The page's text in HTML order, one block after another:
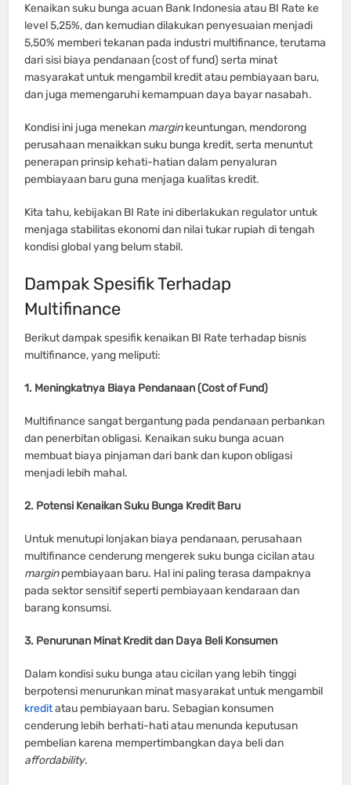
Kenaikan suku bunga acuan Bank Indonesia atau BI Rate ke
level 5,25%, dan kemudian dilakukan penyesuaian menjadi
5,50% memberi tekanan pada industri multifinance, terutama
dari sisi biaya pendanaan (cost of fund) serta minat
masyarakat untuk mengambil kredit atau pembiayaan baru,
dan juga memengaruhi kemampuan daya bayar nasabah.
Kondisi ini juga menekan marginkeuntungan, mendorong
perusahaan menaikkan suku bunga kredit, serta menuntut
penerapan prinsip kehati-hatian dalam penyaluran
pembiayaan baru guna menjaga kualitas kredit.
Kita tahu, kebijakan BI Rate ini diberlakukan regulator untuk
menjaga stabilitas ekonomi dan nilai tukar rupiah di tengah
kondisi global yang belum stabil.
Dampak Spesifik Terhadap
Multifinance
Berikut dampak spesifik kenaikan BI Rate terhadap bisnis
multifinance, yang meliputi:
1. Meningkatnya Biaya Pendanaan (Cost of Fund)
Multifinance sangat bergantung pada pendanaan perbankan
dan penerbitan obligasi. Kenaikan suku bunga acuan
membuat biaya pinjaman dari bank dan kupon obligasi
menjadi lebih mahal.
2. Potensi Kenaikan Suku Bunga Kredit Baru
Untuk menutupi lonjakan biaya pendanaan, perusahaan
multifinance cenderung mengerek suku bunga cicilan atau
marginpembiayaan baru. Hal ini paling terasa dampaknya
pada sektor sensitif seperti pembiayaan kendaraan dan
barang konsumsi.
3. Penurunan Minat Kredit dan Daya Beli Konsumen
Dalam kondisi suku bunga atau cicilan yang lebih tinggi
berpotensi menurunkan minat masyarakat untuk mengambil
kreditatau pembiayaan baru. Sebagian konsumen
cenderung lebih berhati-hati atau menunda keputusan
pembelian karena mempertimbangkan daya beli dan
affordability.